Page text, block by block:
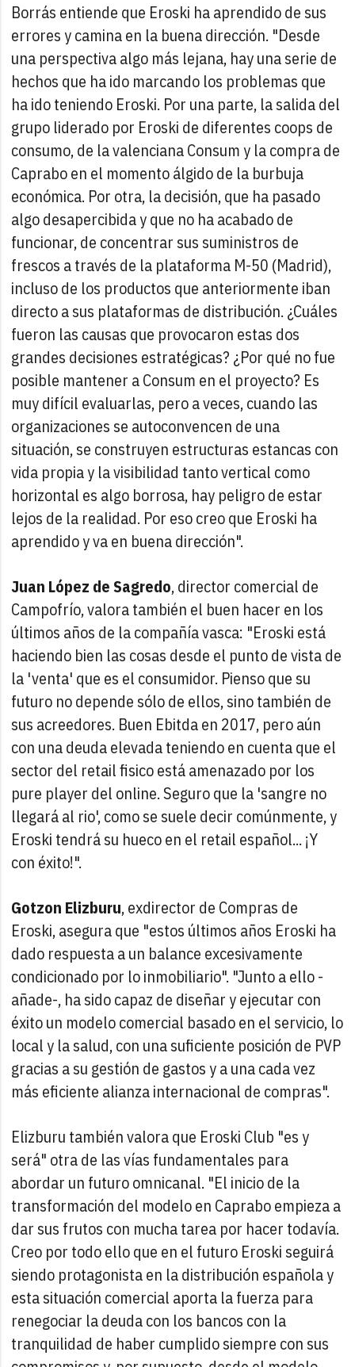
Borrás entiende que Eroski ha aprendido de sus
errores y camina en la buena dirección. "Desde
una perspectiva algo más lejana, hay una serie de
hechos que ha ido marcando los problemas que
ha ido teniendo Eroski. Por una parte, la salida del
grupo liderado por Eroski de diferentes coops de
consumo, de la valenciana Consum y la compra de
Caprabo en el momento álgido de la burbuja
económica. Por otra, la decisión, que ha pasado
algo desapercibida y que no ha acabado de
funcionar, de concentrar sus suministros de
frescos a través de la plataforma M-50 (Madrid),
incluso de los productos que anteriormente iban
directo a sus plataformas de distribución. ¿Cuáles
fueron las causas que provocaron estas dos
grandes decisiones estratégicas? ¿Por qué no fue
posible mantener a Consum en el proyecto? Es
muy difícil evaluarlas, pero a veces, cuando las
organizaciones se autoconvencen de una
situación, se construyen estructuras estancas con
vida propia y la visibilidad tanto vertical como
horizontal es algo borrosa, hay peligro de estar
lejos de la realidad. Por eso creo que Eroski ha
aprendido y va en buena dirección".
Juan López de Sagredo, director comercial de
Campofrío, valora también el buen hacer en los
últimos años de la compañía vasca: "Eroski está
haciendo bien las cosas desde el punto de vista de
la 'venta' que es el consumidor. Pienso que su
futuro no depende sólo de ellos, sino también de
sus acreedores. Buen Ebitda en 2017, pero aún
con una deuda elevada teniendo en cuenta que el
sector del retail fisico está amenazado por los
pure player del online. Seguro que la 'sangre no
llegará al rio', como se suele decir comúnmente, y
Eroski tendrá su hueco en el retail español... ¡Y
con éxito!".
Gotzon Elizburu, exdirector de Compras de
Eroski, asegura que "estos últimos años Eroski ha
dado respuesta a un balance excesivamente
condicionado por lo inmobiliario". "Junto a ello -
añade-, ha sido capaz de diseñar y ejecutar con
éxito un modelo comercial basado en el servicio, lo
local y la salud, con una suficiente posición de PVP
gracias a su gestión de gastos y a una cada vez
más eficiente alianza internacional de compras".
Elizburu también valora que Eroski Club "es y
será" otra de las vías fundamentales para
abordar un futuro omnicanal. "El inicio de la
transformación del modelo en Caprabo empieza a
dar sus frutos con mucha tarea por hacer todavía.
Creo por todo ello que en el futuro Eroski seguirá
siendo protagonista en la distribución española y
esta situación comercial aporta la fuerza para
renegociar la deuda con los bancos con la
tranquilidad de haber cumplido siempre con sus